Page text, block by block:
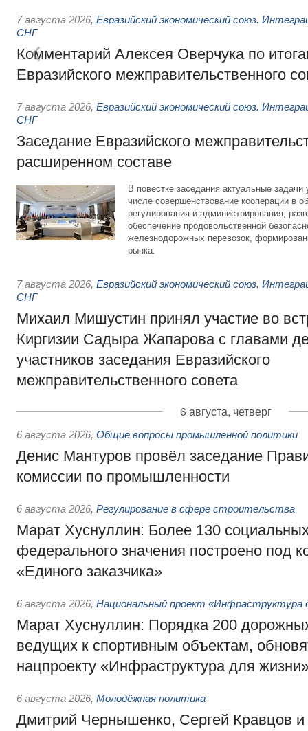
7 августа 2026, Евразийский экономический союз.
СНГ
Комментарий Алексея Оверчука по
Евразийского межправительственного
7 августа 2026, Евразийский экономический союз.
СНГ
Заседание Евразийского
расширенном составе
В повестке заседания актуальные задачи
числе совершенствование кооперации в
регулирования и администрирования,
обеспечение продовольственной
железнодорожных перевозок,
рынка.
7 августа 2026, Евразийский экономический союз.
СНГ
Михаил Мишустин принял участие во
Киргизии Садыра Жапарова с главами
участников заседания Евразийского
межправительственного совета
6 августа, четверг
6 августа 2026, Общие вопросы промышленной политики
Денис Мантуров провёл заседание
комиссии по промышленности
6 августа 2026, Регулирование в сфере строительства
Марат Хуснуллин: Более 130
федерального значения построено под
«Единого заказчика»
6 августа 2026, Национальный проект «Инфраструктура
Марат Хуснуллин: Порядка 200
ведущих к спортивным объектам,
нацпроекту «Инфраструктура для
6 августа 2026, Молодёжная политика
Дмитрий Чернышенко, Сергей Кравцов и